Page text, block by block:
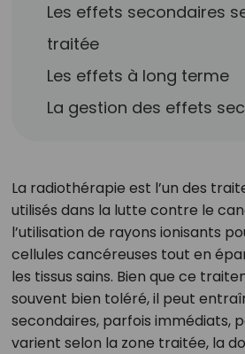
Les effets secondaires
traitée
Les effets à long terme
La gestion des effets
La radiothérapie est l’un des
utilisés dans la lutte contre le
l’utilisation de rayons ionisants
cellules cancéreuses tout en
les tissus sains. Bien que ce
souvent bien toléré, il peut
secondaires, parfois immédiats,
varient selon la zone traitée, la